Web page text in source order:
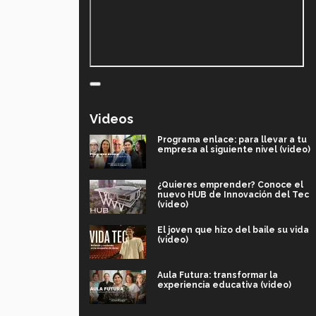
Videos
Programa enlace: para llevar a tu
empresa al siguiente nivel (video)
¿Quieres emprender? Conoce el
nuevo HUB de Innovación del Tec
(video)
El joven que hizo del baile su vida
(video)
Aula Futura: transformar la
experiencia educativa (video)